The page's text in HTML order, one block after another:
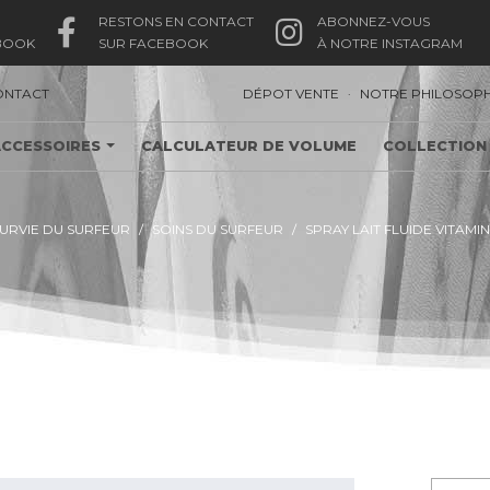
RESTONS EN CONTACT
SUR FACEBOOK
ABONNEZ-VOUS
À NOTRE INSTAGRAM
DÉPOT VENTE NOTRE
CALCULATEUR DE VOLUME
DU SURFEUR SOINS DU SURFEUR SPRAY LAIT FLUIDE